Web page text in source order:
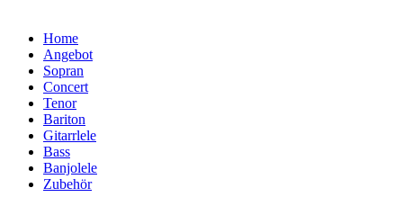
Home
Angebot
Sopran
Concert
Tenor
Bariton
Gitarrlele
Bass
Banjolele
Zubehör